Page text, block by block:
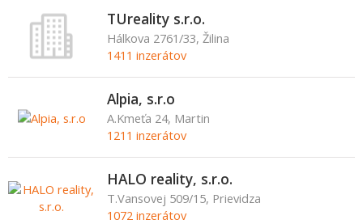
TUreality s.r.o.
Hálkova 2761/33, Žilina
1411 inzerátov
Alpia, s.r.o
A.Kmeťa 24, Martin
1211 inzerátov
HALO reality, s.r.o.
T.Vansovej 509/15, Prievidza
1072 inzerátov